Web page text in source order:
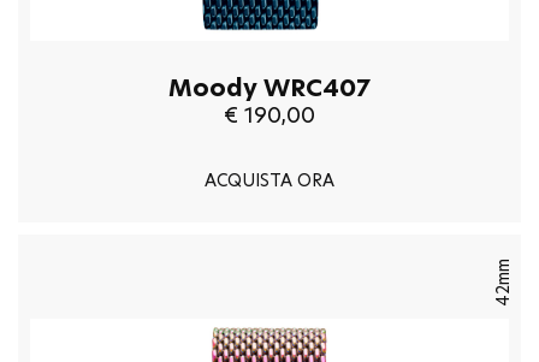
Moody WRC407
€ 190,00
ACQUISTA ORA
42mm